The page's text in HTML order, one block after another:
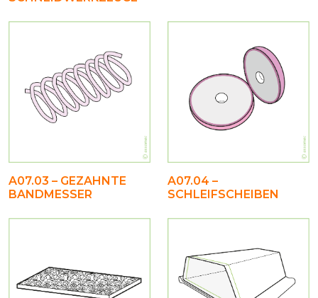
A07.03 – GEZAHNTE
BANDMESSER
A07.04 –
SCHLEIFSCHEIBEN